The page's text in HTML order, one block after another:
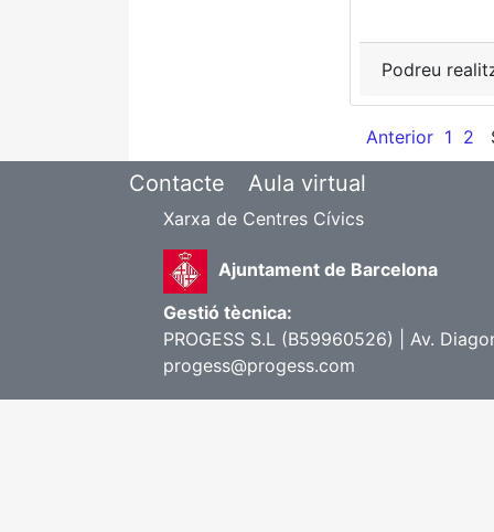
Podreu
Anterior 1 2
Contacte Aula virtual
Xarxa de Centres Cívics
Ajuntament de Barcelona
Gestió tècnica:
PROGESS S.L (B59960526) | Av.
progess@progess.com